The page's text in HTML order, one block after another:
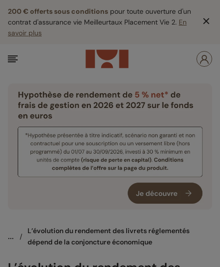
200 € offerts sous conditions pour toute ouverture d'un
contrat d'assurance vie Meilleurtaux Placement Vie 2. En
savoir plus
... /
L’évolution du rendement des livrets réglementés
dépend de la conjoncture économique